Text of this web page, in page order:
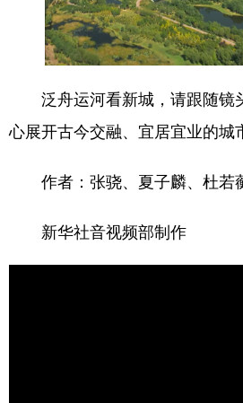
广东 广西
四川 贵州
新疆 内蒙古
多语种频道
English Español
Русский язык
泛舟运河看新城，请跟随镜
心展开古今交融、宜居宜业的城
作者：张骁、夏子麟、杜若
新华社音视频部制作